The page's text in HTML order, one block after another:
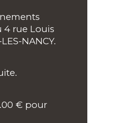
4 rue Louis
NANCY.
€ pour